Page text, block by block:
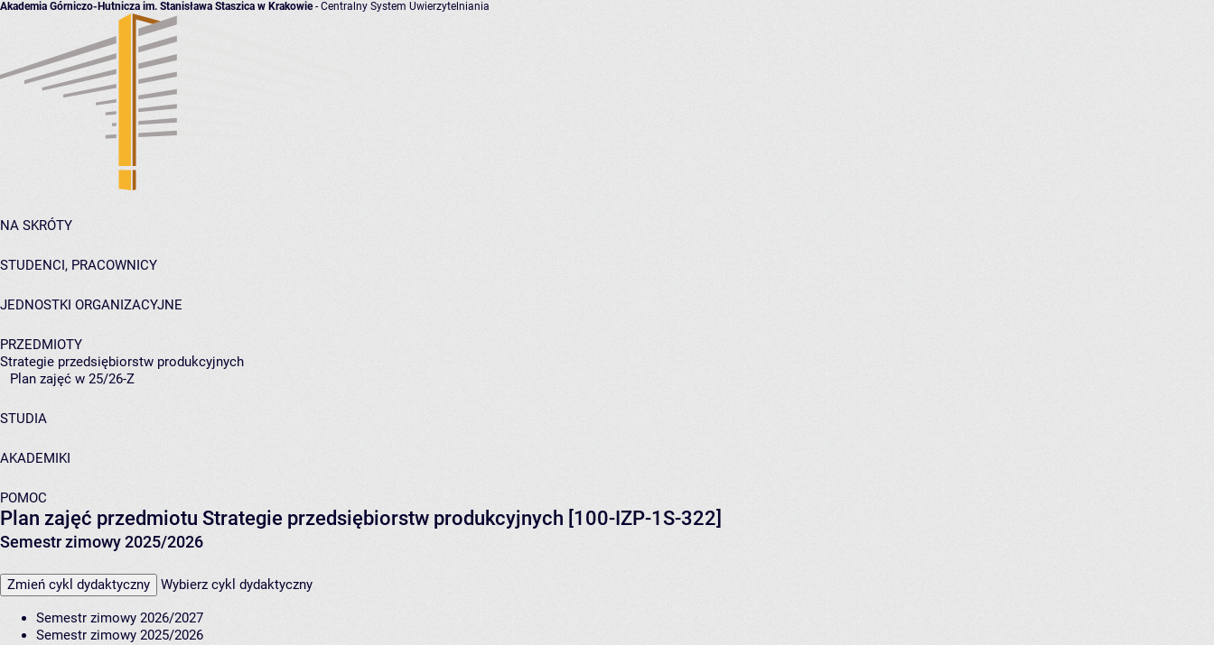
Akademia Górniczo-Hutnicza im. Stanisława Staszica w Krakowie- Centralny System Uwierzytelniania
NA SKRÓTY
STUDENCI, PRACOWNICY
JEDNOSTKI ORGANIZACYJNE
PRZEDMIOTY
Strategie przedsiębiorstw produkcyjnych
Plan zajęć w 25/26-Z
STUDIA
AKADEMIKI
POMOC
Plan zajęć przedmiotu Strategie przedsiębiorstw produkcyjnych [100-IZP-1S-322]
Semestr zimowy 2025/2026
Zmień cykl dydaktyczny Wybierz cykl dydaktyczny
Semestr zimowy 2026/2027
Semestr zimowy 2025/2026